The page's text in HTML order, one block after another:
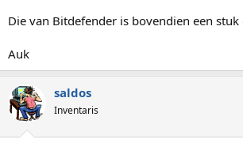
Die van Bitdefender is bovendien een stuk
Auk
saldos
Inventaris